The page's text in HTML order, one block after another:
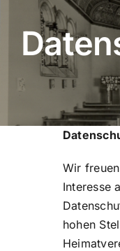
Neuigkeiten
Termine
Vereinsarbeiten
Wir
Interesse
hohen